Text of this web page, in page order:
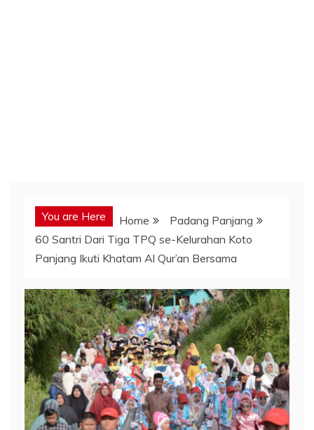
You are Here Home
Padang Panjang
60 Santri Dari Tiga TPQ se-Kelurahan Koto
Panjang Ikuti Khatam Al Qur’an Bersama